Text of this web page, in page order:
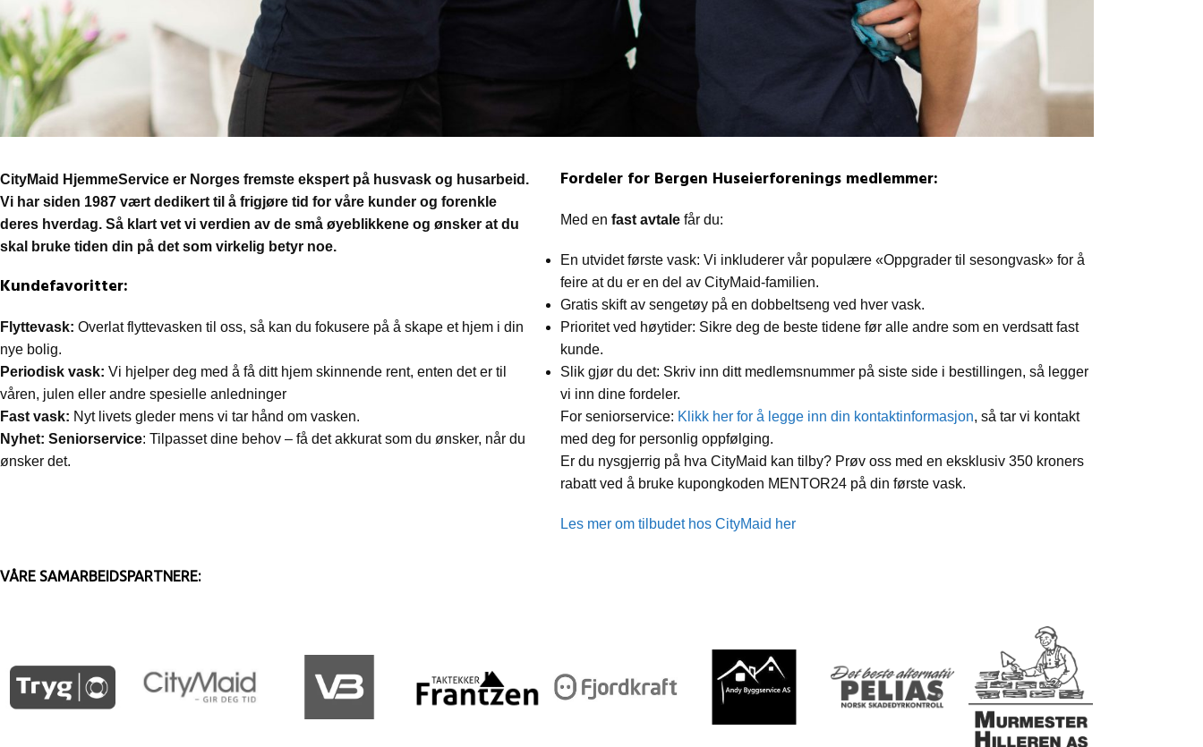
CityMaid HjemmeService er Norges fremste ekspert på husvask og husarbeid.
Vi har siden 1987 vært dedikert til å frigjøre tid for våre kunder og forenkle
deres hverdag. Så klart vet vi verdien av de små øyeblikkene og ønsker at du
skal bruke tiden din på det som virkelig betyr noe.
Kundefavoritter:
Flyttevask: Overlat flyttevasken til oss, så kan du fokusere på å skape et hjem i din
nye bolig.
Periodisk vask: Vi hjelper deg med å få ditt hjem skinnende rent, enten det er til
våren, julen eller andre spesielle anledninger
Fast vask: Nyt livets gleder mens vi tar hånd om vasken.
Nyhet: Seniorservice: Tilpasset dine behov – få det akkurat som du ønsker, når du
ønsker det.
Fordeler for Bergen Huseierforenings medlemmer:
Med en fast avtale får du:
En utvidet første vask: Vi inkluderer vår populære «Oppgrader til sesongvask» for å
feire at du er en del av CityMaid-familien.
Gratis skift av sengetøy på en dobbeltseng ved hver vask.
Prioritet ved høytider: Sikre deg de beste tidene før alle andre som en verdsatt fast
kunde.
Slik gjør du det: Skriv inn ditt medlemsnummer på siste side i bestillingen, så legger
vi inn dine fordeler.
For seniorservice: Klikk her for å legge inn din kontaktinformasjon, så tar vi kontakt
med deg for personlig oppfølging.
Er du nysgjerrig på hva CityMaid kan tilby? Prøv oss med en eksklusiv 350 kroners
rabatt ved å bruke kupongkoden MENTOR24 på din første vask.
Les mer om tilbudet hos CityMaid her
VÅRE SAMARBEIDSPARTNERE: